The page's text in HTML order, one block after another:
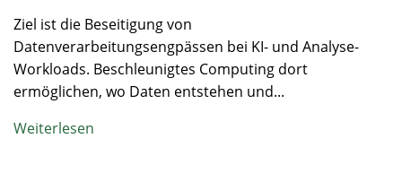
Ziel ist die Beseitigung von
Datenverarbeitungsengpässen bei KI- und Analyse-
Workloads. Beschleunigtes Computing dort
ermöglichen, wo Daten entstehen und...
Weiterlesen